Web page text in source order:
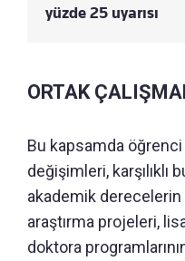
yüzde 25 uyarısı
ORTAK
Bu kapsamda
değişimleri, karşılıklı
akademik derecelerin
araştırma projeleri,
doktora